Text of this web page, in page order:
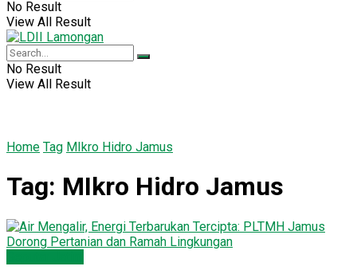
No Result
View All Result
No Result
View All Result
Home Tag MIkro Hidro Jamus
Tag: MIkro Hidro Jamus